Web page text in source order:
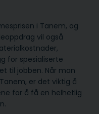
i Tanem, og
vil også
for spesialiserte
til jobben. Når man
er det viktig å
for å få en helhetlig